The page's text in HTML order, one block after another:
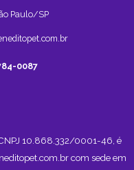
Paulo/SP
0087
10.868.332/0001-46, é
com sede em